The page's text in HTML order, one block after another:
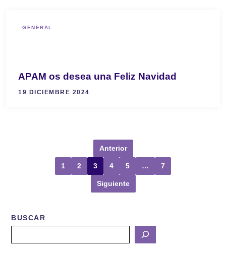
GENERAL
APAM os desea una Feliz Navidad
19 DICIEMBRE 2024
Anterior
1 2 3 4 5 … 7
Siguiente
BUSCAR